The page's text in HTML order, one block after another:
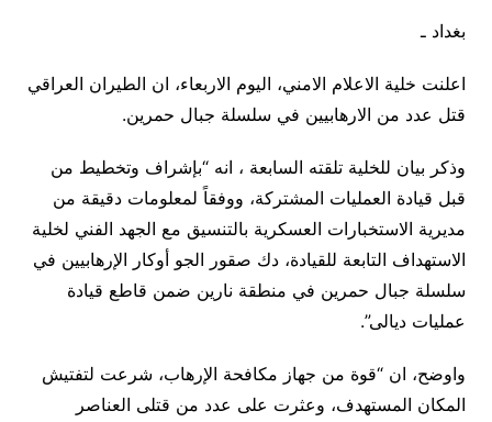
بغداد ـ
اعلنت خلية الاعلام الامني، اليوم الاربعاء، ان الطيران العراقي
قتل عدد من الارهابيين في سلسلة جبال حمرين.
وذكر بيان للخلية تلقته السابعة ، انه “بإشراف وتخطيط من
قبل قيادة العمليات المشتركة، ووفقاً لمعلومات دقيقة من
مديرية الاستخبارات العسكرية بالتنسيق مع الجهد الفني لخلية
الاستهداف التابعة للقيادة، دك صقور الجو أوكار الإرهابيين في
سلسلة جبال حمرين في منطقة نارين ضمن قاطع قيادة
عمليات ديالى”.
واوضح، ان “قوة من جهاز مكافحة الإرهاب، شرعت لتفتيش
المكان المستهدف، وعثرت على عدد من قتلى العناصر